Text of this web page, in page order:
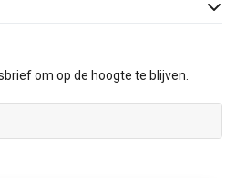
om op de hoogte te blijven.